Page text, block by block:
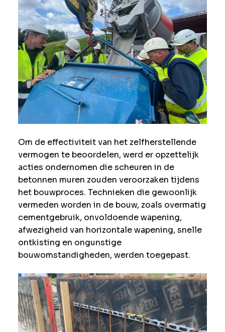
Om de effectiviteit van het zelfherstellende
vermogen te beoordelen, werd er opzettelijk
acties ondernomen die scheuren in de
betonnen muren zouden veroorzaken tijdens
het bouwproces. Technieken die gewoonlijk
vermeden worden in de bouw, zoals overmatig
cementgebruik, onvoldoende wapening,
afwezigheid van horizontale wapening, snelle
ontkisting en ongunstige
bouwomstandigheden, werden toegepast.